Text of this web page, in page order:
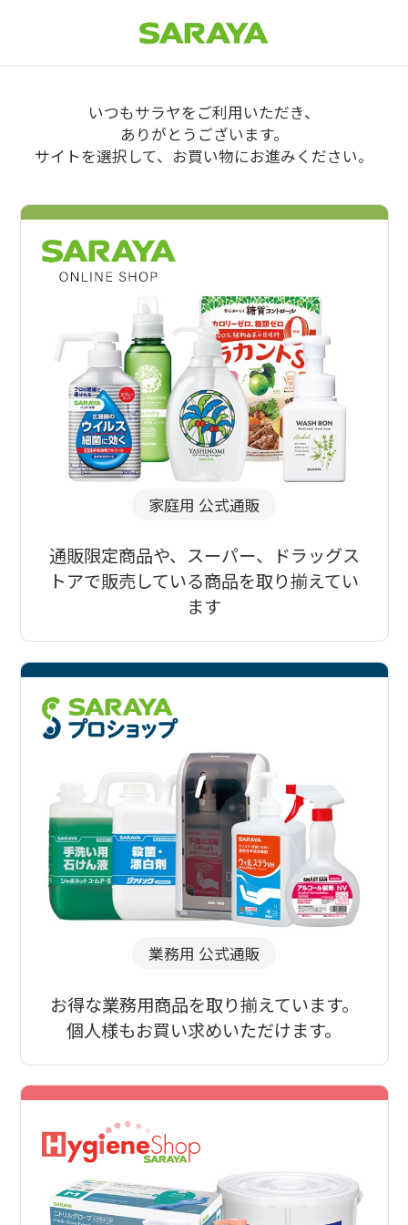
いつもサラヤをご利用いただき、
ありがとうございます。
サイトを選択して、お買い物にお進みください。
家庭用 公式通販
通販限定商品や、スーパー、ドラッグス
トアで販売している商品を取り揃えてい
ます
業務用 公式通販
お得な業務用商品を取り揃えています。
個人様もお買い求めいただけます。